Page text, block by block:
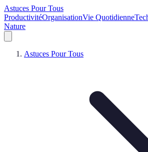
Astuces Pour Tous
ProductivitéOrganisationVie Quotidienne
Nature
Astuces Pour Tous